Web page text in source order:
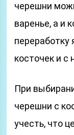
черешни
варенье, а и
переработку
косточек и с
При
черешни с
учесть, что